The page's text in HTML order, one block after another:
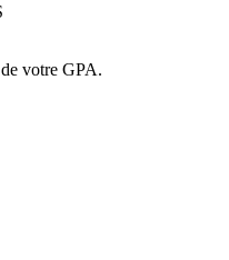
votre GPA.